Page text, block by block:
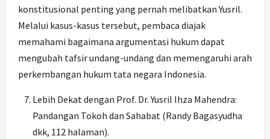
konstitusional penting yang pernah melibatkan Yusril.
Melalui kasus-kasus tersebut, pembaca diajak
memahami bagaimana argumentasi hukum dapat
mengubah tafsir undang-undang dan memengaruhi arah
perkembangan hukum tata negara Indonesia.
Lebih Dekat dengan Prof. Dr. Yusril Ihza Mahendra:
Pandangan Tokoh dan Sahabat (Randy Bagasyudha
dkk, 112 halaman).